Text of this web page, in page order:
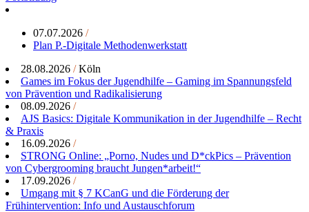
07.07.2026 /
Plan P.-Digitale Methodenwerkstatt
28.08.2026 /Köln
Games im Fokus der Jugendhilfe – Gaming im Spannungsfeld
von Prävention und Radikalisierung
08.09.2026 /
AJS Basics: Digitale Kommunikation in der Jugendhilfe – Recht
& Praxis
16.09.2026 /
STRONG Online: „Porno, Nudes und D*ckPics – Prävention
von Cybergrooming braucht Jungen*arbeit!“
17.09.2026 /
Umgang mit § 7 KCanG und die Förderung der
Frühintervention: Info und Austauschforum